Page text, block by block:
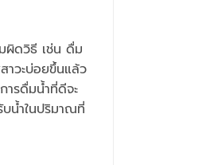
ผิดวิธี เช่น ดื่ม
าวะบ่อยขึ้นแล้ว
ารดื่มน้ำที่ดีจะ
บน้ำในปริมาณที่